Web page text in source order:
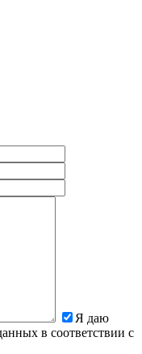
Я даю
в соответствии с